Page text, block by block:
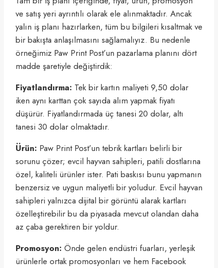
ve satış yeri ayrıntılı olarak ele alınmaktadır. Ancak
yalın iş planı hazırlarken, tüm bu bilgileri kısaltmak ve
bir bakışta anlaşılmasını sağlamalıyız. Bu nedenle
örneğimiz Paw Print Post’un pazarlama planını dört
madde şaretiyle değiştirdik:
Fiyatlandırma: Tek bir kartın maliyeti 9,50 dolar
iken aynı karttan çok sayıda alım yapmak fiyatı
düşürür. Fiyatlandırmada üç tanesi 20 dolar, altı
tanesi 30 dolar olmaktadır.
Ürün: Paw Print Post’un tebrik kartları belirli bir
sorunu çözer; evcil hayvan sahipleri, patili dostlarına
özel, kaliteli ürünler ister. Pati baskısı bunu yapmanın
benzersiz ve uygun maliyetli bir yoludur. Evcil hayvan
sahipleri yalnızca dijital bir görüntü alarak kartları
özelleştirebilir bu da piyasada mevcut olandan daha
az çaba gerektiren bir yoldur.
Promosyon: Önde gelen endüstri fuarları, yerleşik
ürünlerle ortak promosyonları ve hem Facebook